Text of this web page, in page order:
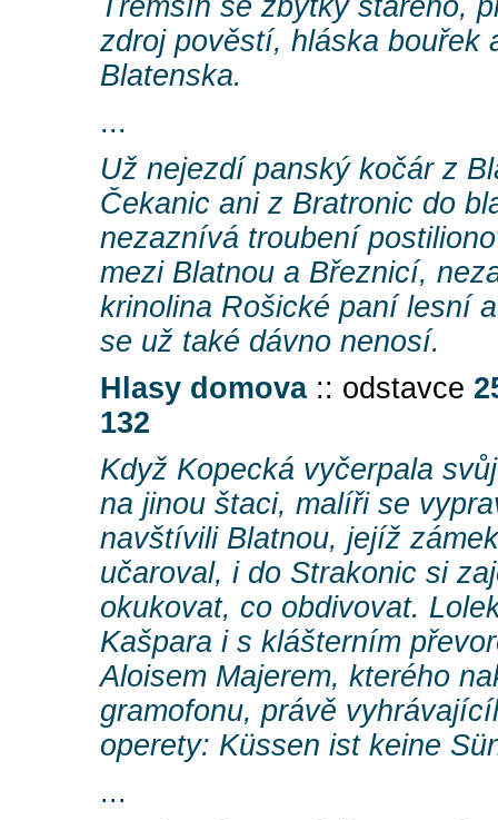
zdroj pověstí, hláska bouřek
Blatenska.
...
Už nejezdí panský kočár z
Čekanic ani z Bratronic do
nezaznívá troubení
mezi Blatnou a Březnicí,
krinolina Rošické paní lesní
se už také dávno nenosí.
Hlasy domova:: odstavce
132
Když Kopecká vyčerpala
na jinou štaci, malíři se
navštívili Blatnou, jejíž
učaroval, i do Strakonic si
okukovat, co obdivovat.
Kašpara i s klášterním
Aloisem Majerem, kterého
gramofonu, právě
operety: Küssen ist keine
...